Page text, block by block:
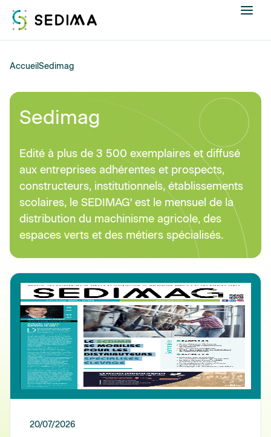
Nous connaître
Actualités
Assistance et expertise
Offres d'emploi
Annuaire
Contacter
AccueilSedimag
Sedimag
Edité à plus de 3 500 exemplaires et diffusé
aux entreprises adhérentes et prospects,
constructeurs, institutionnels, établissements
scolaires, le SEDIMAG' est le mensuel de la
distribution du machinisme agricole, des
espaces verts et des métiers spécialisés.
20/07/2026